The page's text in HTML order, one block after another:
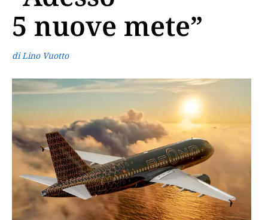
5 nuove mete”
di Lino Vuotto